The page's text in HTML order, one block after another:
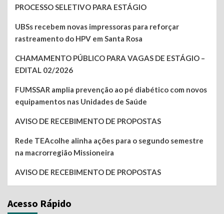
PROCESSO SELETIVO PARA ESTÁGIO
UBSs recebem novas impressoras para reforçar
rastreamento do HPV em Santa Rosa
CHAMAMENTO PÚBLICO PARA VAGAS DE ESTÁGIO –
EDITAL 02/2026
FUMSSAR amplia prevenção ao pé diabético com novos
equipamentos nas Unidades de Saúde
AVISO DE RECEBIMENTO DE PROPOSTAS
Rede TEAcolhe alinha ações para o segundo semestre
na macrorregião Missioneira
AVISO DE RECEBIMENTO DE PROPOSTAS
Acesso Rápido